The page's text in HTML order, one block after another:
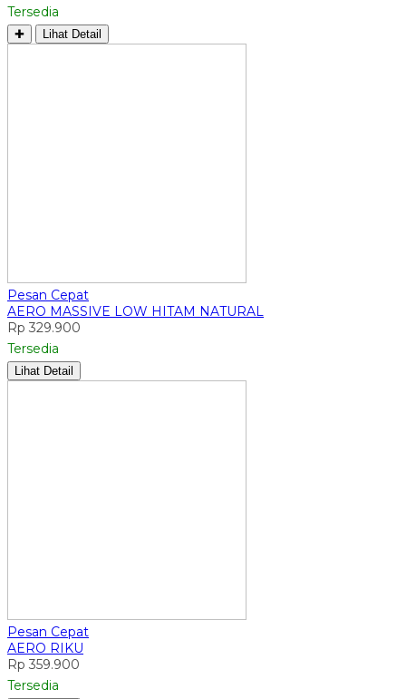
Tersedia
✚ Lihat Detail
Pesan Cepat
AERO MASSIVE LOW HITAM NATURAL
Rp 329.900
Tersedia
Lihat Detail
Pesan Cepat
AERO RIKU
Rp 359.900
Tersedia